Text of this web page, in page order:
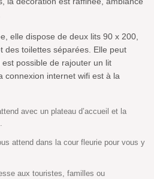
elle dispose de deux lits 90 x 200,
des toilettes séparées. Elle peut
possible de rajouter un lit
connexion internet wifi est à la
avec un plateau d’accueil et la
attend dans la cour fleurie pour vous y
aux touristes, familles ou